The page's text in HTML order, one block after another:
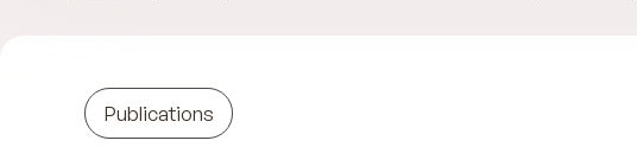
Publications